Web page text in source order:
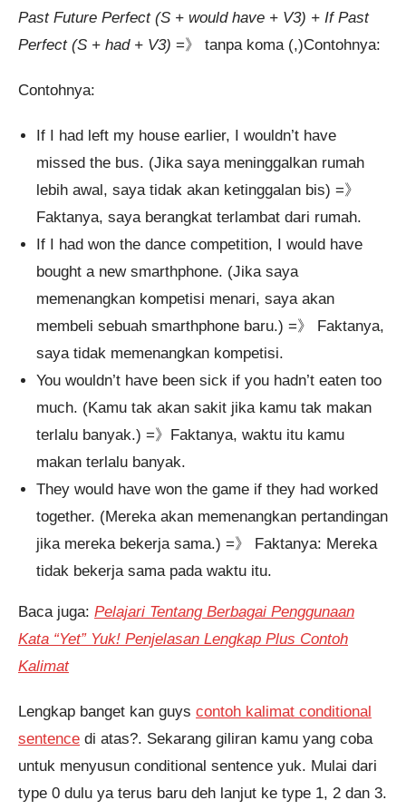
Past Future Perfect (S + would have + V3) + If Past
Perfect (S + had + V3) =》 tanpa koma (,)Contohnya:
Contohnya:
If I had left my house earlier, I wouldn’t have
missed the bus. (Jika saya meninggalkan rumah
lebih awal, saya tidak akan ketinggalan bis) =》
Faktanya, saya berangkat terlambat dari rumah.
If I had won the dance competition, I would have
bought a new smarthphone. (Jika saya
memenangkan kompetisi menari, saya akan
membeli sebuah smarthphone baru.) =》 Faktanya,
saya tidak memenangkan kompetisi.
You wouldn’t have been sick if you hadn’t eaten too
much. (Kamu tak akan sakit jika kamu tak makan
terlalu banyak.) =》Faktanya, waktu itu kamu
makan terlalu banyak.
They would have won the game if they had worked
together. (Mereka akan memenangkan pertandingan
jika mereka bekerja sama.) =》 Faktanya: Mereka
tidak bekerja sama pada waktu itu.
Baca juga: Pelajari Tentang Berbagai Penggunaan
Kata “Yet” Yuk! Penjelasan Lengkap Plus Contoh
Kalimat
Lengkap banget kan guys contoh kalimat conditional
sentence di atas?. Sekarang giliran kamu yang coba
untuk menyusun conditional sentence yuk. Mulai dari
type 0 dulu ya terus baru deh lanjut ke type 1, 2 dan 3.